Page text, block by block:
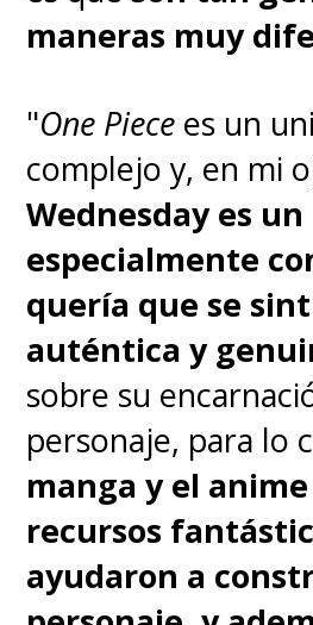
maneras muy
"One Piece es un
complejo y, en mi
Wednesday es
especialmente
quería que se
auténtica y
sobre su
personaje, para lo
manga y el
recursos
ayudaron a